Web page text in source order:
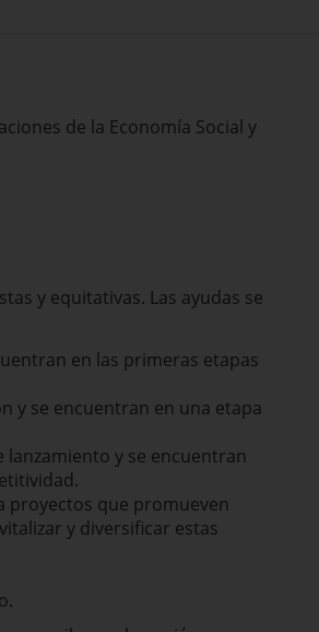
de la Economía Social y
y equitativas. Las ayudas se
en las primeras etapas
y se encuentran en una etapa
y se encuentran
proyectos que promueven
y diversificar estas